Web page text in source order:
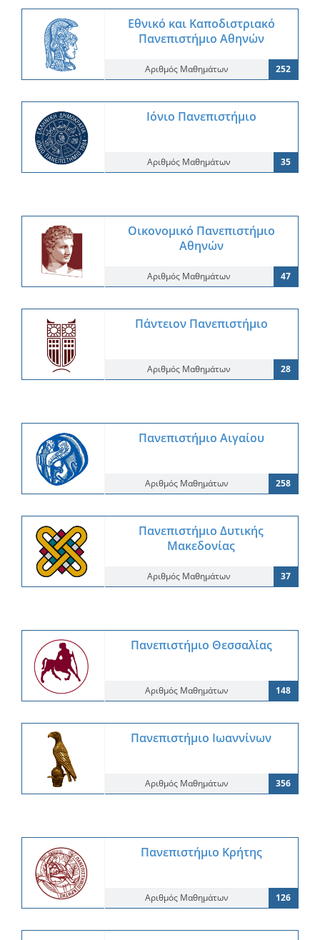
Εθνικό και Καποδιστριακό
Πανεπιστήμιο Αθηνών
Αριθμός Μαθημάτων 252
Ιόνιο Πανεπιστήμιο
Αριθμός Μαθημάτων 35
Οικονομικό Πανεπιστήμιο
Αθηνών
Αριθμός Μαθημάτων 47
Πάντειον Πανεπιστήμιο
Αριθμός Μαθημάτων 28
Πανεπιστήμιο Αιγαίου
Αριθμός Μαθημάτων 258
Πανεπιστήμιο Δυτικής
Μακεδονίας
Αριθμός Μαθημάτων 37
Πανεπιστήμιο Θεσσαλίας
Αριθμός Μαθημάτων 148
Πανεπιστήμιο Ιωαννίνων
Αριθμός Μαθημάτων 356
Πανεπιστήμιο Κρήτης
Αριθμός Μαθημάτων 126